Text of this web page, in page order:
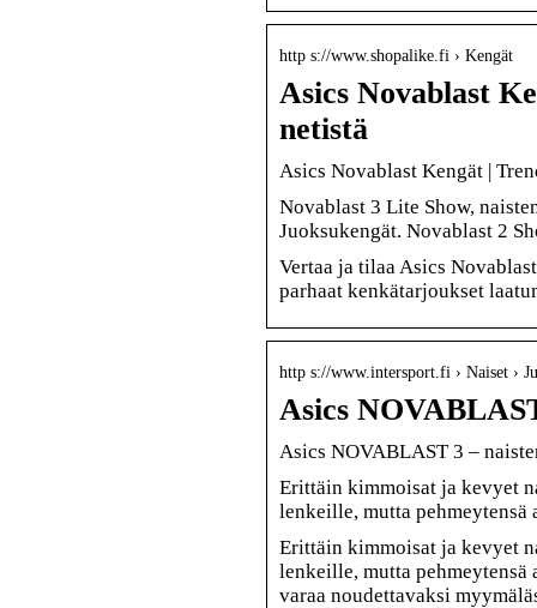
http s://www.shopalike.fi › Kengät
Asics Novablast
netistä
Asics Novablast Kengät |
Novablast 3 Lite Show,
Juoksukengät. Novablast 2
Vertaa ja tilaa Asics
parhaat kenkätarjoukset
http s://www.intersport.fi › Naiset ›
Asics
Asics NOVABLAST 3 –
Erittäin kimmoisat ja kevyet
lenkeille, mutta
Erittäin kimmoisat ja kevyet
lenkeille, mutta
varaa noudettavaksi